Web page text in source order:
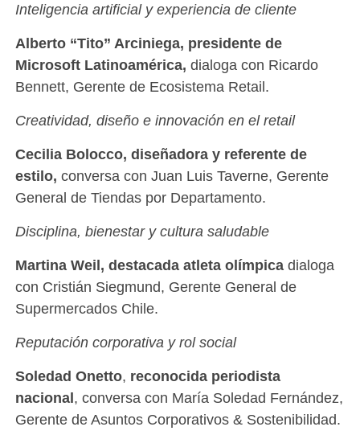
Inteligencia artificial y experiencia de cliente
Alberto “Tito” Arciniega, presidente de
Microsoft Latinoamérica, dialoga con Ricardo
Bennett, Gerente de Ecosistema Retail.
Creatividad, diseño e innovación en el retail
Cecilia Bolocco, diseñadora y referente de
estilo, conversa con Juan Luis Taverne, Gerente
General de Tiendas por Departamento.
Disciplina, bienestar y cultura saludable
Martina Weil, destacada atleta olímpicadialoga
con Cristián Siegmund, Gerente General de
Supermercados Chile.
Reputación corporativa y rol social
Soledad Onetto, reconocida periodista
nacional, conversa con María Soledad Fernández,
Gerente de Asuntos Corporativos & Sostenibilidad.